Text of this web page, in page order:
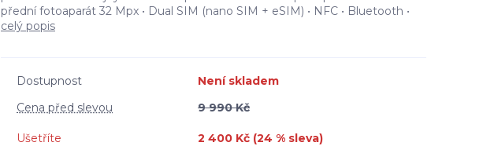
přední fotoaparát 32 Mpx • Dual SIM (nano SIM + eSIM) • NFC • Bluetooth •
celý popis
Dostupnost
Není skladem
Cena před slevou
9 990 Kč
Ušetříte 2 400 Kč (24 % sleva)